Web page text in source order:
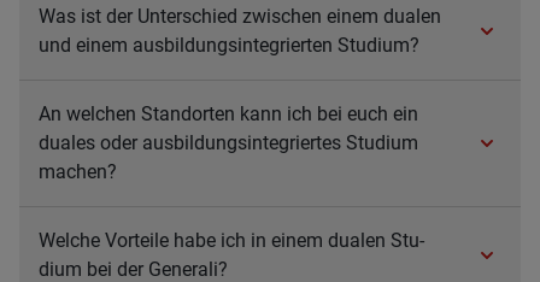
Was ist der Unter­schied zwi­schen einem dua­len
und einem aus­bil­dungs­in­te­grier­ten Stu­dium?
An wel­chen Stand­orten kann ich bei euch ein
dua­les oder aus­bil­dungs­in­te­grier­tes Stu­dium
machen?
Wel­che Vor­teile habe ich in einem dua­len Stu­
dium bei der Gene­rali?